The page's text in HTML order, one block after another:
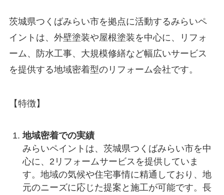
茨城県つくばみらい市を拠点に活動するみらいペ
イントは、外壁塗装や屋根塗装を中心に、リフォ
ーム、防水工事、大規模修繕など幅広いサービス
を提供する地域密着型のリフォーム会社です。
【特徴】
地域密着での実績
みらいペイントは、茨城県つくばみらい市を中
心に、2リフォームサービスを提供していま
す。地域の気候や住宅事情に精通しており、地
元のニーズに応じた提案と施工が可能です。長